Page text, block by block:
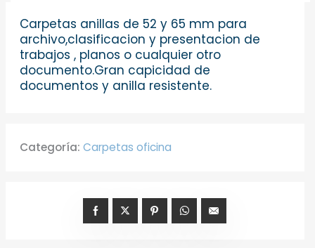
Carpetas anillas de 52 y 65 mm para
archivo,clasificacion y presentacion de
trabajos , planos o cualquier otro
documento.Gran capicidad de
documentos y anilla resistente.
Categoría: Carpetas oficina